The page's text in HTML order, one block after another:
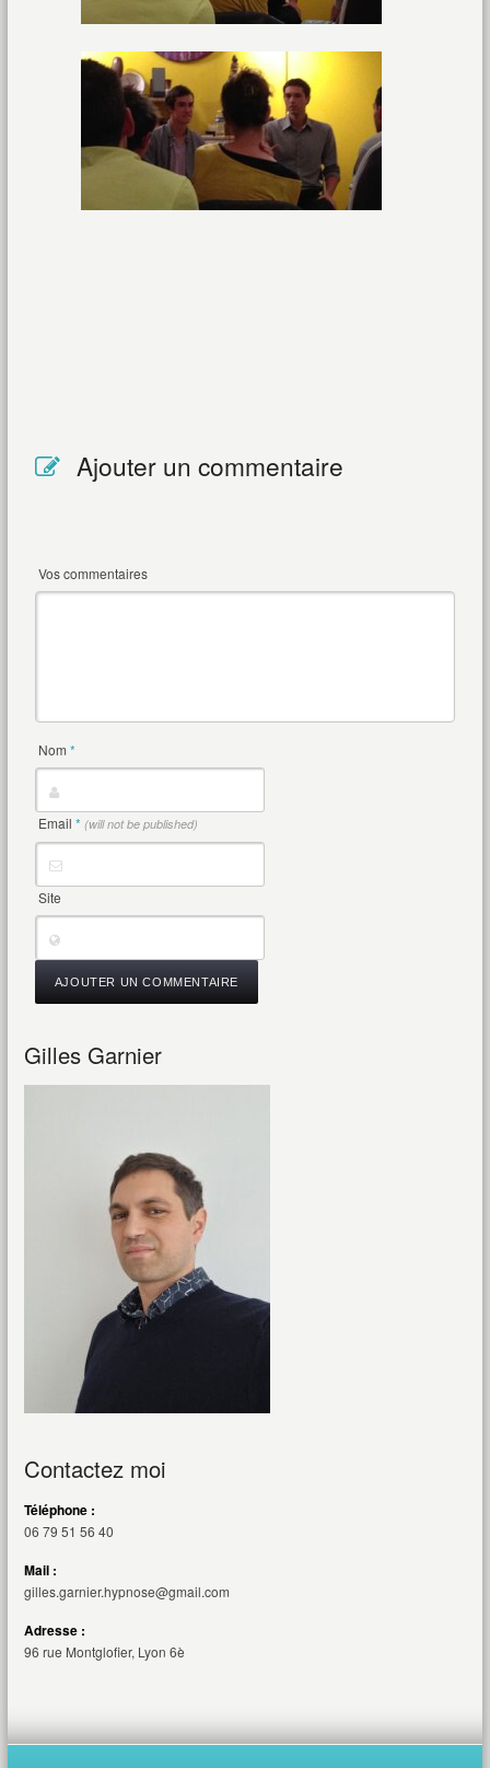
Ajouter un commentaire
Vos commentaires
Nom *
Email * (will not be published)
Site
Gilles Garnier
Contactez moi
Téléphone :
06 79 51 56 40
Mail :
gilles.garnier.hypnose@gmail.com
Adresse :
96 rue Montglofier, Lyon 6è